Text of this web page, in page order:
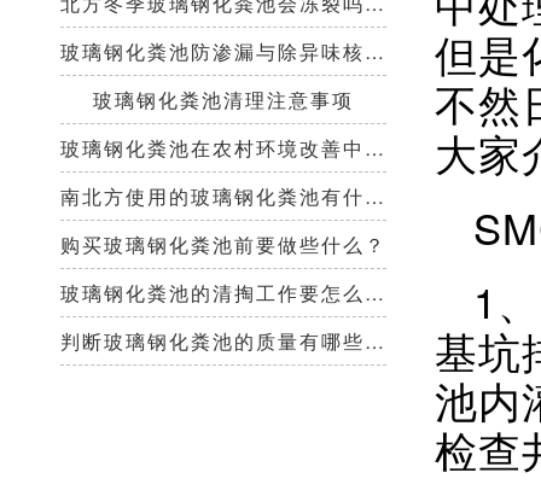
玻璃钢化粪池防渗漏与除异味核心技术指南
玻璃钢化粪池清理注意事项
玻璃钢化粪池在农村环境改善中起到哪些作用？
南北方使用的玻璃钢化粪池有什么区别？
购买玻璃钢化粪池前要做些什么？
玻璃钢化粪池的清掏工作要怎么做？
判断玻璃钢化粪池的质量有哪些好办法？
但是
不然
大家
1
基
池内
检查